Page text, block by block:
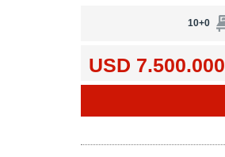
10+0
7.500.000 USD